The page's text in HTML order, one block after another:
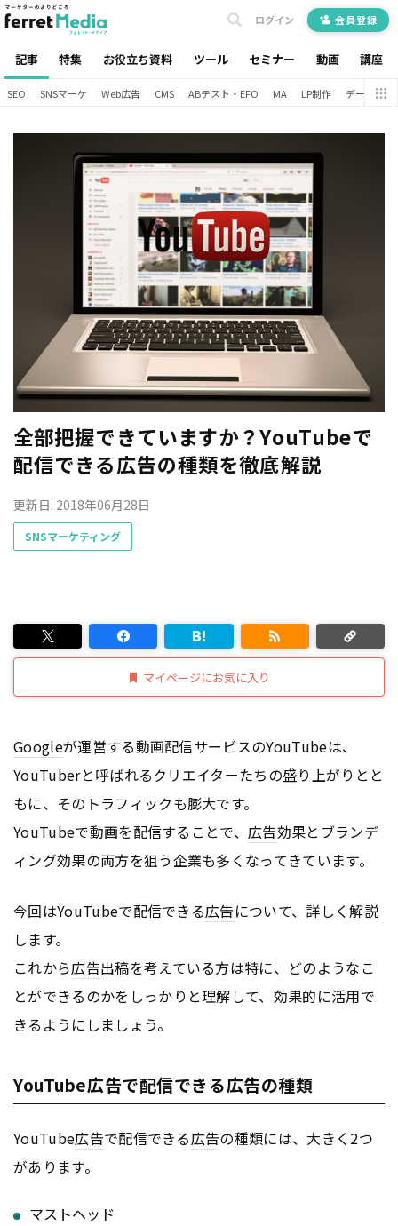
記事 特集 お役立ち資料 ツール セミナー 動画 講座
ログイン 会員登録
SEO SNSマーケ Web広告 CMS ABテスト・EFO MA LP制作 データ分析
全部把握できていますか？YouTubeで
配信できる広告の種類を徹底解説
更新日: 2018年06月28日
SNSマーケティング
マイページにお気に入り
Googleが運営する動画配信サービスのYouTubeは、
YouTuberと呼ばれるクリエイターたちの盛り上がりとと
もに、そのトラフィックも膨大です。
YouTubeで動画を配信することで、広告効果とブランデ
ィング効果の両方を狙う企業も多くなってきています。
今回はYouTubeで配信できる広告について、詳しく解説
します。
これから広告出稿を考えている方は特に、どのようなこ
とができるのかをしっかりと理解して、効果的に活用で
きるようにしましょう。
YouTube広告で配信できる広告の種類
YouTube広告で配信できる広告の種類には、大きく2つ
があります。
マストヘッド